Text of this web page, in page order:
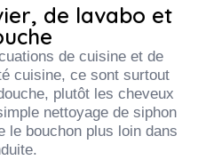
de lavabo et
de cuisine et de
cuisine, ce sont surtout
plutôt les cheveux
nettoyage de siphon
le bouchon plus loin dans